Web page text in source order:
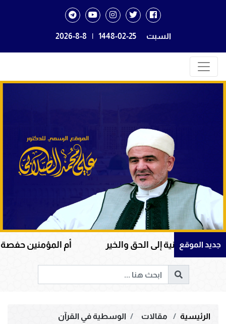
السبت 1448-02-25
|
2026-8-8
جديد الموقع
الحق والخير أم المؤمنين حفصة بنت عمر رضي
الرئيسية مقالات
الوسطية في القرآن